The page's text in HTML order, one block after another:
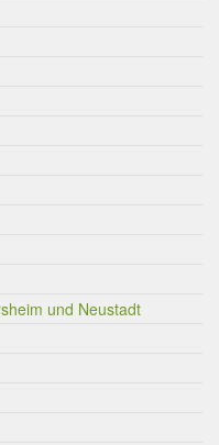
und Neustadt